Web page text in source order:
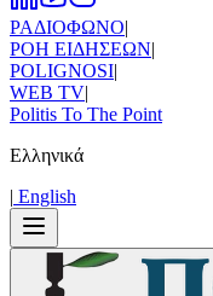
ΡΑΔΙΟΦΩΝΟ|
ΡΟΗ ΕΙΔΗΣΕΩΝ|
POLIGNOSI|
WEB TV|
Politis To The Point
Ελληνικά
| Εnglish